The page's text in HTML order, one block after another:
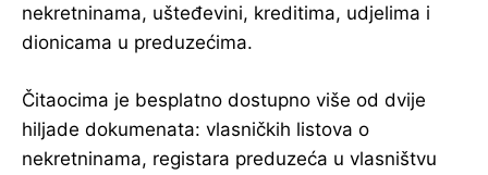
nekretninama, ušteđevini, kreditima, udjelima i
dionicama u preduzećima.
Čitaocima je besplatno dostupno više od dvije
hiljade dokumenata: vlasničkih listova o
nekretninama, registara preduzeća u vlasništvu